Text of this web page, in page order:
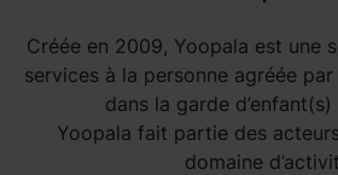
Créée en 2009, Yoopala est une
services à la personne agréée
dans la garde
Yoopala fait partie des
domaine